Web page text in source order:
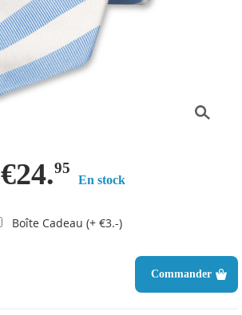
€24.95
En stock
Boîte Cadeau (+ €3.-)
Commander